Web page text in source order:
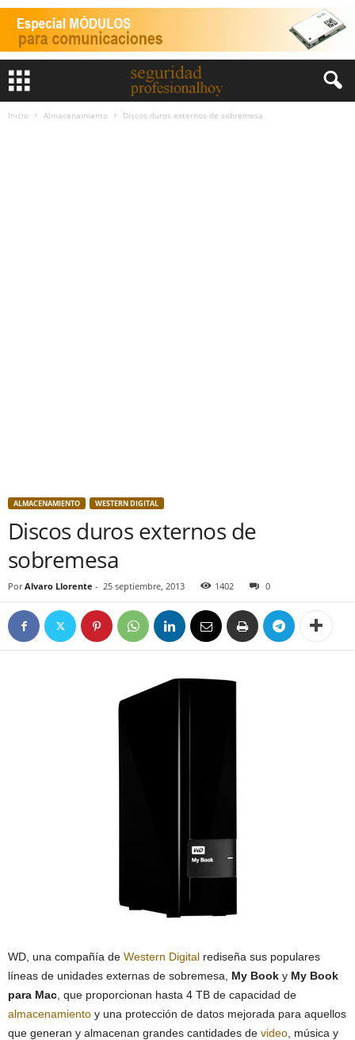
Inicio Almacenamiento Discos duros externos de sobremesa
ALMACENAMIENTO WESTERN DIGITAL
Discos duros externos de
sobremesa
Por Alvaro Llorente - 25 septiembre, 2013 1402 0
WD, una compañía de Western Digital rediseña sus populares
líneas de unidades externas de sobremesa, My Book y My Book
para Mac , que proporcionan hasta 4 TB de capacidad de
almacenamiento y una protección de datos mejorada para aquellos
que generan y almacenan grandes cantidades de video , música y